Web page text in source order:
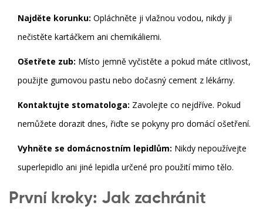
Najděte korunku: Opláchněte ji vlažnou vodou, nikdy ji
nečistěte kartáčkem ani chemikáliemi.
Ošetřete zub: Místo jemně vyčistěte a pokud máte citlivost,
použijte gumovou pastu nebo dočasný cement z lékárny.
Kontaktujte stomatologa: Zavolejte co nejdříve. Pokud
nemůžete dorazit dnes, řiďte se pokyny pro domácí ošetření.
Vyhněte se domácnostním lepidlům: Nikdy nepoužívejte
superlepidlo ani jiné lepidla určené pro použití mimo tělo.
První kroky: Jak zachránit